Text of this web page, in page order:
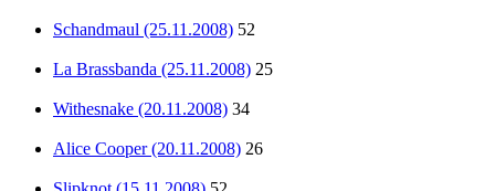
Schandmaul (25.11.2008) 52
La Brassbanda (25.11.2008) 25
Withesnake (20.11.2008) 34
Alice Cooper (20.11.2008) 26